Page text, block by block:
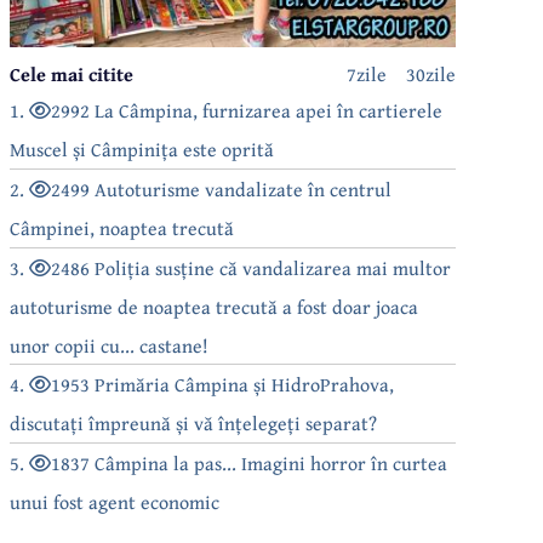
30zile
7zile
Cele mai citite
1.
2992 La Câmpina, furnizarea apei în cartierele
Muscel și Câmpinița este oprită
2.
2499 Autoturisme vandalizate în centrul
Câmpinei, noaptea trecută
3.
2486 Poliția susține că vandalizarea mai multor
autoturisme de noaptea trecută a fost doar joaca
unor copii cu... castane!
4.
1953 Primăria Câmpina și HidroPrahova,
discutați împreună și vă înțelegeți separat?
5.
1837 Câmpina la pas... Imagini horror în curtea
unui fost agent economic